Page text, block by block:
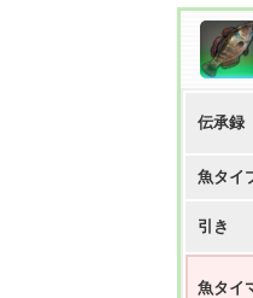
伝承録
魚タイ
引き
魚タイ